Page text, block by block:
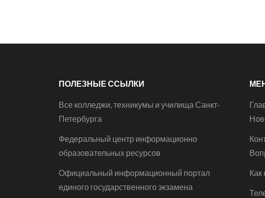
ПОЛЕЗНЫЕ ССЫЛКИ
Все колледжи, техникумы и училища Санкт-
Петербурга
Федеральный центр информационно
образовательных ресурсов
Официальный информационный портал
единого государственного экзамена
Как